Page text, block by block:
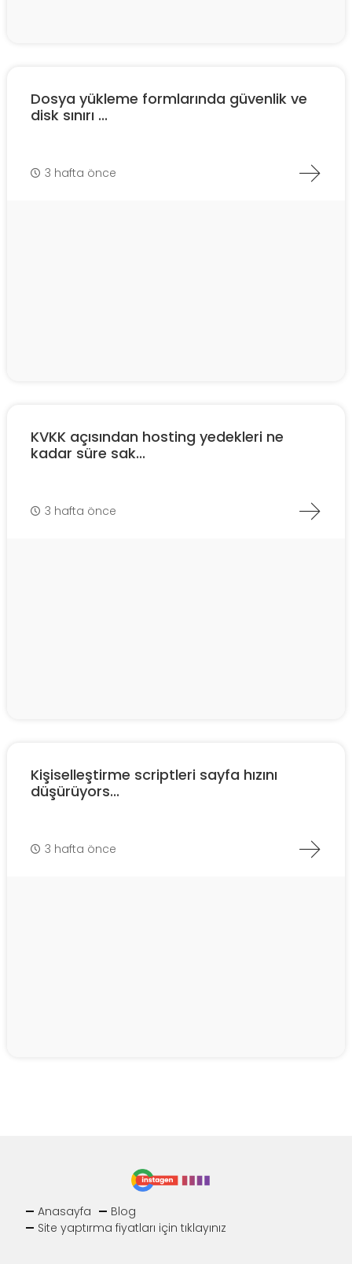
Dosya yükleme formlarında güvenlik ve
disk sınırı ...
3 hafta önce
KVKK açısından hosting yedekleri ne
kadar süre sak...
3 hafta önce
Kişiselleştirme scriptleri sayfa hızını
düşürüyors...
3 hafta önce
Anasayfa
Blog
Site yaptırma fiyatları için tıklayınız